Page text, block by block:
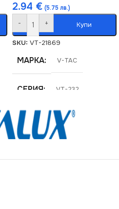
2.94 € (5.75 лв.)
- + Купи
SKU: VT-21869
МАРКА V-TAC
СЕРИЯ VT-232
ЕНЕРГИЕН КЛАС